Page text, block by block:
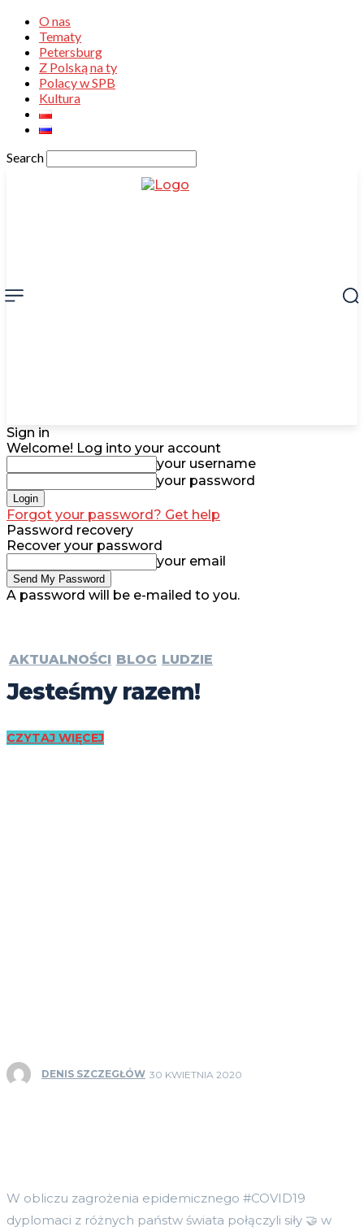
O nas
Tematy
Petersburg
Z Polską na ty
Polacy w SPB
Kultura
Search
Sign in
Welcome! Log into your account
your username
your password
Forgot your password? Get help
Password recovery
Recover your password
your email
A password will be e-mailed to you.
AKTUALNOŚCI BLOG LUDZIE
Jesteśmy razem!
CZYTAJ WIĘCEJ
DENIS SZCZEGŁÓW 30 KWIETNIA 2020
W obliczu zagrożenia epidemicznego #COVID19
dyplomaci z różnych państw świata połączyli siły 🤝 w